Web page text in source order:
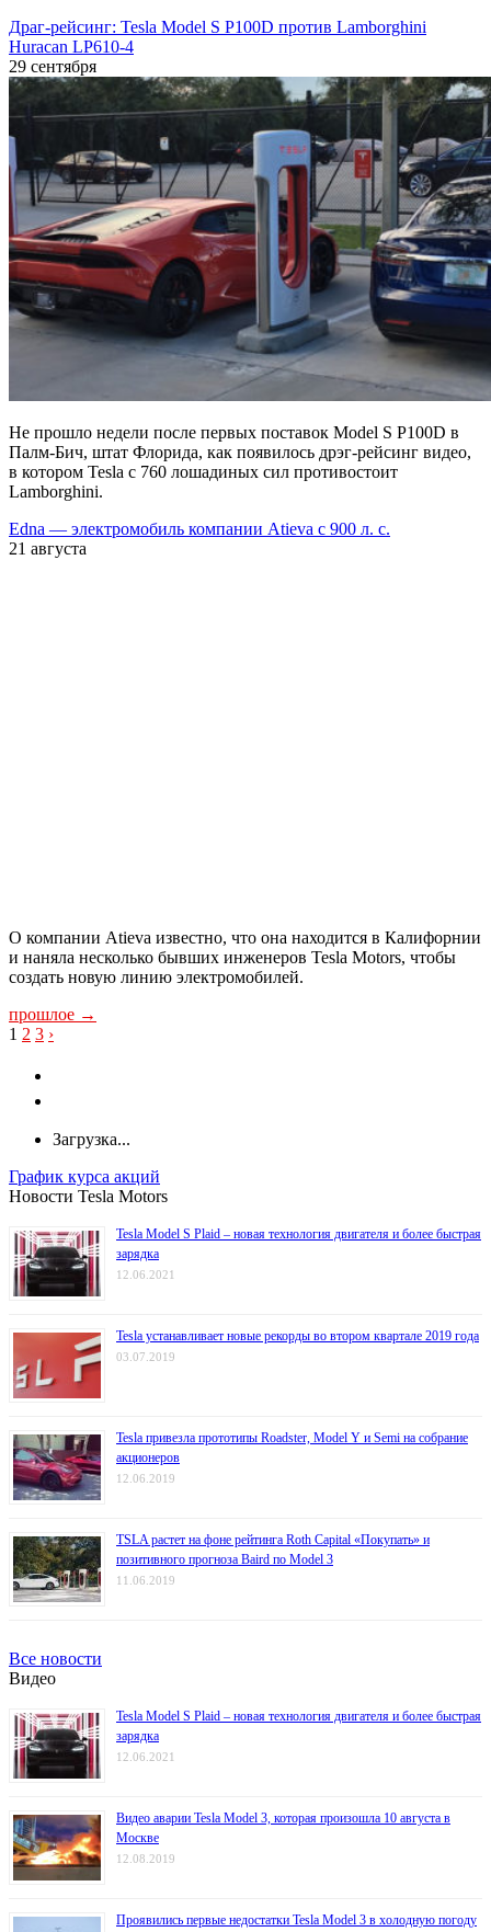
Драг-рейсинг: Tesla Model S P100D против Lamborghini
Huracan LP610-4
29 сентября
Не прошло недели после первых поставок Model S P100D в
Палм-Бич, штат Флорида, как появилось дрэг-рейсинг видео,
в котором Tesla c 760 лошадиных сил противостоит
Lamborghini.
Edna — электромобиль компании Atieva с 900 л. с.
21 августа
О компании Atieva известно, что она находится в Калифорнии
и наняла несколько бывших инженеров Tesla Motors, чтобы
создать новую линию электромобилей.
прошлое →
A
1 2 3 ›
Загрузка...
График курса акций
Новости Tesla Motors
Tesla Model S Plaid – новая технология двигателя и более быстрая
зарядка
12.06.2021
Tesla устанавливает новые рекорды во втором квартале 2019 года
03.07.2019
Tesla привезла прототипы Roadster, Model Y и Semi на собрание
акционеров
12.06.2019
TSLA растет на фоне рейтинга Roth Capital «Покупать» и
позитивного прогноза Baird по Model 3
11.06.2019
Все новости
Видео
Tesla Model S Plaid – новая технология двигателя и более быстрая
зарядка
12.06.2021
Видео аварии Tesla Model 3, которая произошла 10 августа в
Москве
12.08.2019
Проявились первые недостатки Tesla Model 3 в холодную погоду